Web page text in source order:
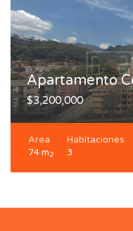
Apartamento
$3,200,000
Area
74 m2
Habitaciones
3